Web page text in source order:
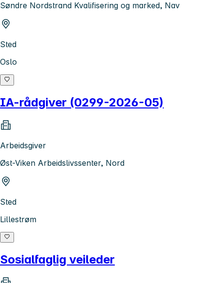
Søndre Nordstrand Kvalifisering og marked, Nav
Sted
Oslo
IA-rådgiver (0299-2026-05)
Arbeidsgiver
Øst-Viken Arbeidslivssenter, Nord
Sted
Lillestrøm
Sosialfaglig veileder